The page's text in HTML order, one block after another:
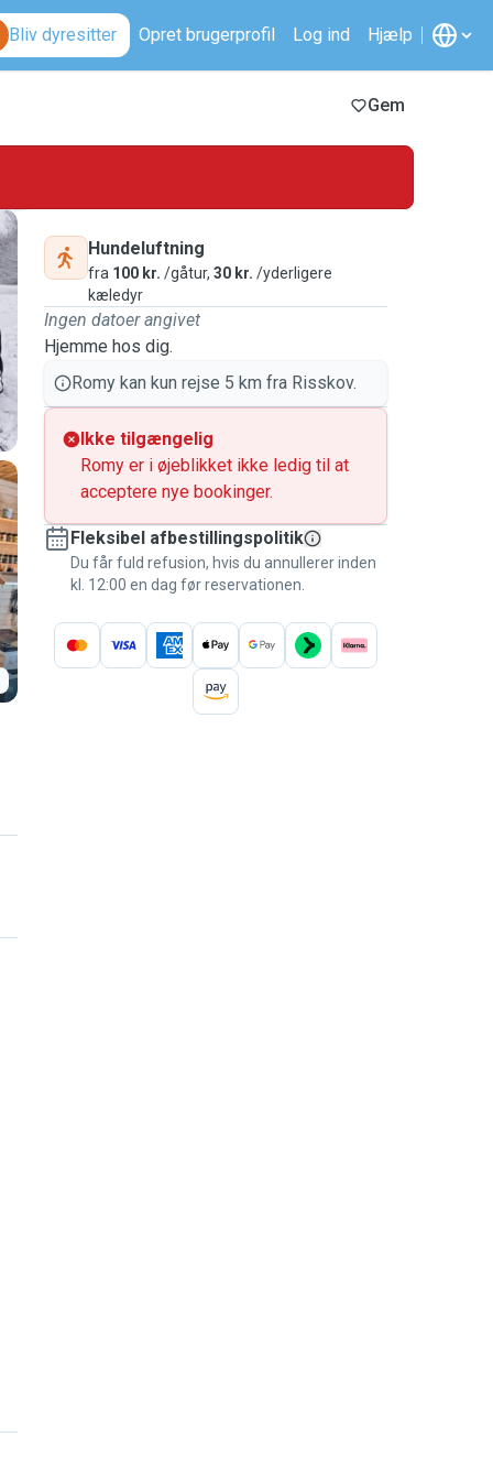
Bliv dyresitter Opret brugerprofil Log ind Hjælp
Gem
Hundeluftning
fra 100 kr. /gåtur, 30 kr. /yderligere
kæledyr
Ingen datoer angivet
Hjemme hos dig.
Romy kan kun rejse 5 km fra Risskov.
Ikke tilgængelig
Romy er i øjeblikket ikke ledig til at
acceptere nye bookinger.
Fleksibel afbestillingspolitik
Du får fuld refusion, hvis du annullerer inden
kl. 12:00 en dag før reservationen.